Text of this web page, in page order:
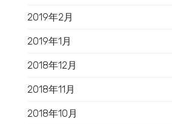
2019年2月
2019年1月
2018年12月
2018年11月
2018年10月